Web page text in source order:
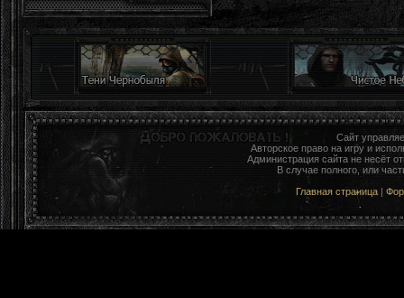
Сайт
Авторское право на игру и
Администрация сайта не несёт
В случае полного, или
Главная страница |